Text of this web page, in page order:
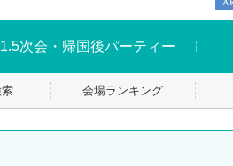
1.5次会・帰国後パーティー
会場ランキング